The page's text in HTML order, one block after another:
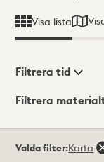
Visa lista
Visningsläge
Filtrera tid
Filtrera
träffar
Valda filter:Karta